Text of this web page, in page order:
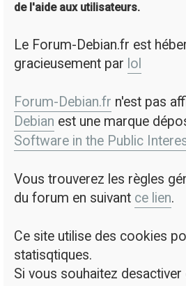
de l'aide aux utilisateurs.
Le Forum-Debian.fr est
gracieusement par lol
Forum-Debian.fr n'est pas
Debian est une marque
Software in the Public
Vous trouverez les règles
du forum en suivant ce lien.
Ce site utilise des cookies
statisqtiques.
Si vous souhaitez desactiver